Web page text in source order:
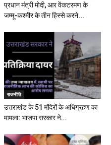
प्रधान मंत्री मोदी, आर वेंकटरमण के
जम्मू-कश्मीर के तीन हिस्से करने...
राजनीति
उत्तराखंड के 51 मंदिरों के अधिग्रहण का
मामला: भाजपा सरकार ने...